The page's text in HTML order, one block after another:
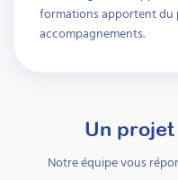
formations apportent du
accompagnements.
Un
Notre équipe vous